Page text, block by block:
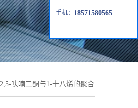
2,5-呋喃二酮与1-十八烯的聚合
手机： 18571580565